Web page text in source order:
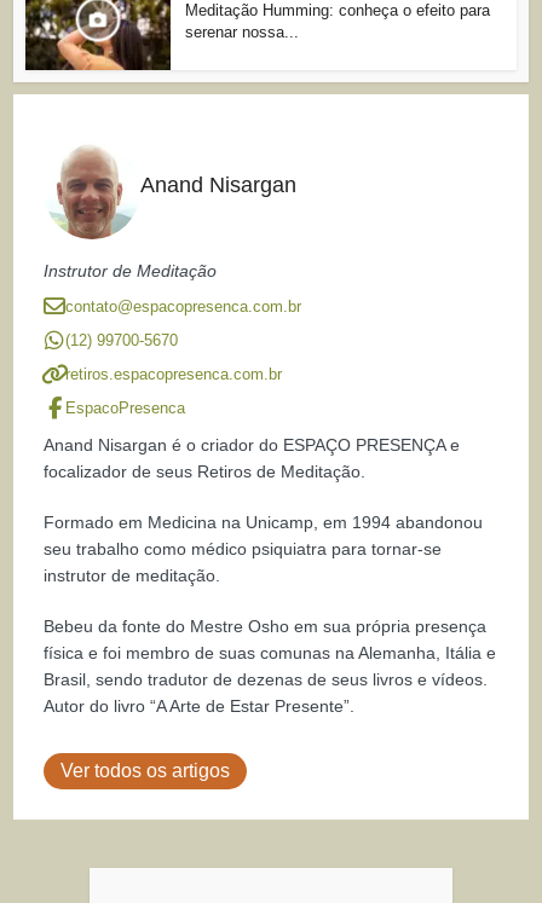
Meditação Humming: conheça o efeito para
serenar nossa...
Anand Nisargan
Instrutor de Meditação
contato@espacopresenca.com.br
(12) 99700-5670
retiros.espacopresenca.com.br
EspacoPresenca
Anand Nisargan é o criador do ESPAÇO PRESENÇA e
focalizador de seus Retiros de Meditação.
Formado em Medicina na Unicamp, em 1994 abandonou
seu trabalho como médico psiquiatra para tornar-se
instrutor de meditação.
Bebeu da fonte do Mestre Osho em sua própria presença
física e foi membro de suas comunas na Alemanha, Itália e
Brasil, sendo tradutor de dezenas de seus livros e vídeos.
Autor do livro “A Arte de Estar Presente”.
Ver todos os artigos